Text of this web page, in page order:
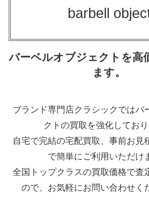
barbell
バーベルオブジェクトを高
ます。
ブランド専門店クラシックではバ
クトの買取を強化しており
自宅で完結の宅配買取、事前お見
で簡単にご利用いただけ
全国トップクラスの買取価格で査
ので、お気軽にお問い合わせく